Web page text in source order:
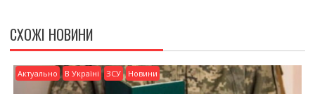
СХОЖІ НОВИНИ
Актуально В Україні ЗСУ Новини